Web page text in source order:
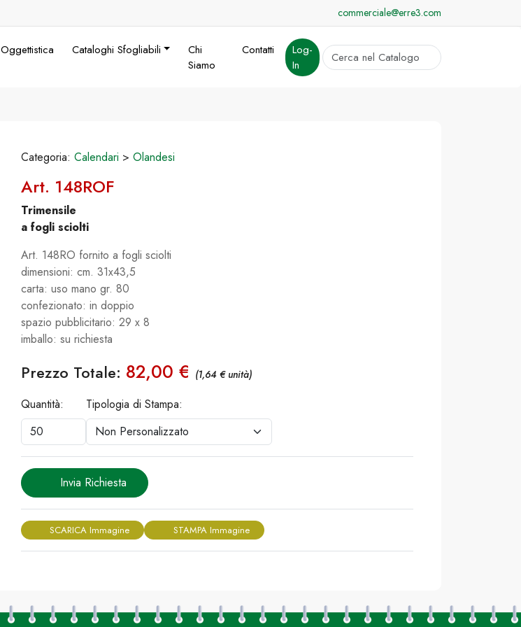
commerciale@erre3.com
Oggettistica Cataloghi Sfogliabili
Chi
Siamo
Contatti
Log-
In
cerca
Categoria: Calendari > Olandesi
Art. 148ROF
Trimensile
a fogli sciolti
Art. 148RO fornito a fogli sciolti
dimensioni: cm. 31x43,5
carta: uso mano gr. 80
confezionato: in doppio
spazio pubblicitario: 29 x 8
imballo: su richiesta
Prezzo Totale: 82,00 € (1,64 € unità)
Quantità: Tipologia di Stampa:
Invia Richiesta
SCARICA Immagine STAMPA Immagine